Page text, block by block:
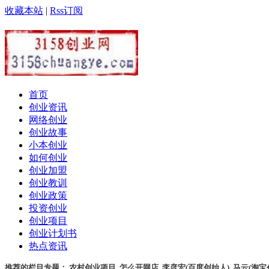
收藏本站 | Rss订阅
首页
创业资讯
网络创业
创业故事
小本创业
如何创业
创业加盟
创业教训
创业政策
投资创业
创业项目
创业计划书
热点资讯